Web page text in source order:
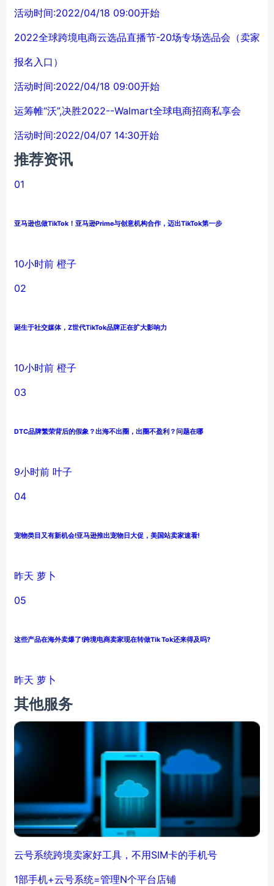
活动时间:2022/04/18 09:00开始
2022全球跨境电商云选品直播节-20场专场选品会（卖家
报名入口）
活动时间:2022/04/18 09:00开始
运筹帷“沃”,决胜2022--Walmart全球电商招商私享会
活动时间:2022/04/07 14:30开始
推荐资讯
01
亚马逊也做TikTok！亚马逊Prime与创意机构合作，迈出TikTok第一步
10小时前 橙子
02
诞生于社交媒体，Z世代TikTok品牌正在扩大影响力
10小时前 橙子
03
DTC品牌繁荣背后的假象？出海不出圈，出圈不盈利？问题在哪
9小时前 叶子
04
宠物类目又有新机会!亚马逊推出宠物日大促，美国站卖家速看!
昨天 萝卜
05
这些产品在海外卖爆了!跨境电商卖家现在转做Tik Tok还来得及吗?
昨天 萝卜
其他服务
云号系统跨境卖家好工具，不用SIM卡的手机号
1部手机+云号系统=管理N个平台店铺